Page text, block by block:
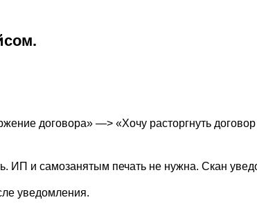
договора» —> «Хочу расторгнуть
ИП и самозанятым печать не нужна. Скан
уведомления.